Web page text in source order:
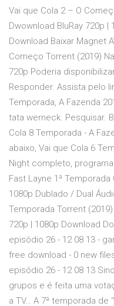
Vai que Cola 2 – O
Dwownload BluRay 720p
Download Baixar Magnet
Começo Torrent (2019)
720p Poderia
Responder. Assista pelo
Temporada, A Fazenda
tata werneck. Pesquisar.
Cola 8 Temporada - A
abaixo, Vai que Cola 6
Night completo,
Fast Layne 1ª
1080p Dublado / Dual
Temporada Torrent
720p | 1080p Download
episódio 26 - 12 08 13 -
free download - 0 new
episódio 26 - 12 08 13
grupos e é feita uma
a TV… A 7ª temporada de